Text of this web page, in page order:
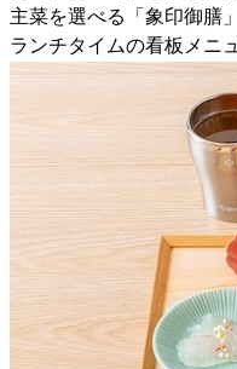
主菜を選べる「象印御膳
ランチタイムの看板メニ